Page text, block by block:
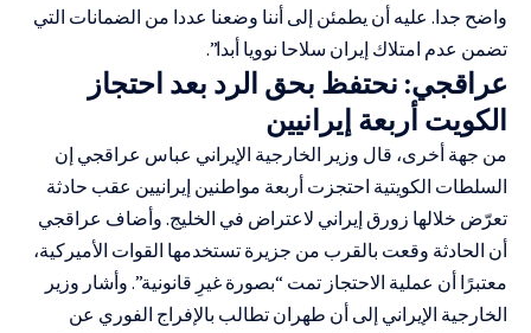
واضح جدا. عليه أن يطمئن إلى أننا وضعنا عددا من الضمانات التي
تضمن عدم امتلاك إيران سلاحا نوويا أبدا”.
عراقجي: نحتفظ بحق الرد بعد احتجاز
الكويت أربعة إيرانيين
من جهة أخرى، قال وزير الخارجية الإيراني عباس عراقجي إن
السلطات الكويتية احتجزت أربعة مواطنين إيرانيين عقب حادثة
تعرّض خلالها زورق إيراني لاعتراض في الخليج. وأضاف عراقجي
أن الحادثة وقعت بالقرب من جزيرة تستخدمها القوات الأميركية،
معتبرًا أن عملية الاحتجاز تمت “بصورة غيرِ قانونية”. وأشار وزير
الخارجية الإيراني إلى أن طهران تطالب بالإفراج الفوري عن